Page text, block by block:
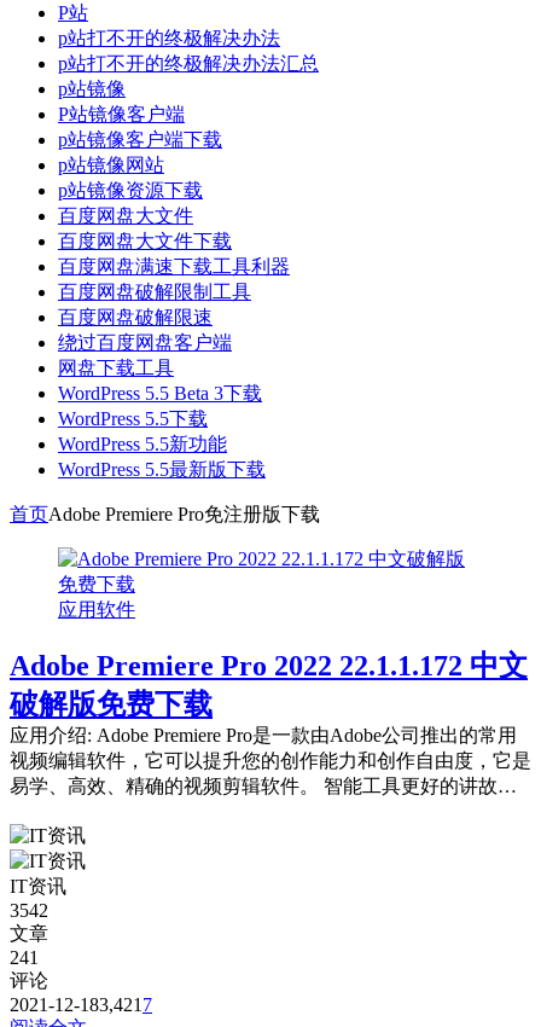
P站
p站打不开的终极解决办法
p站打不开的终极解决办法汇总
p站镜像
P站镜像客户端
p站镜像客户端下载
p站镜像网站
p站镜像资源下载
百度网盘大文件
百度网盘大文件下载
百度网盘满速下载工具利器
百度网盘破解限制工具
百度网盘破解限速
绕过百度网盘客户端
网盘下载工具
WordPress 5.5 Beta 3下载
WordPress 5.5下载
WordPress 5.5新功能
WordPress 5.5最新版下载
首页Adobe Premiere Pro免注册版下载
应用软件
Adobe Premiere Pro 2022 22.1.1.172 中文
破解版免费下载
应用介绍: Adobe Premiere Pro是一款由Adobe公司推出的常用
视频编辑软件，它可以提升您的创作能力和创作自由度，它是
易学、高效、精确的视频剪辑软件。 智能工具更好的讲故
IT资讯
3542
文章
241
评论
2021-12-183,421 7